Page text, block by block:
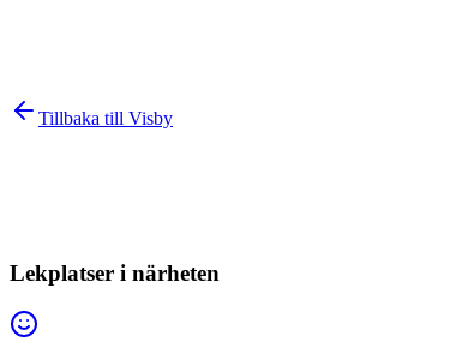
Tillbaka till Visby
Lekplatser i närheten